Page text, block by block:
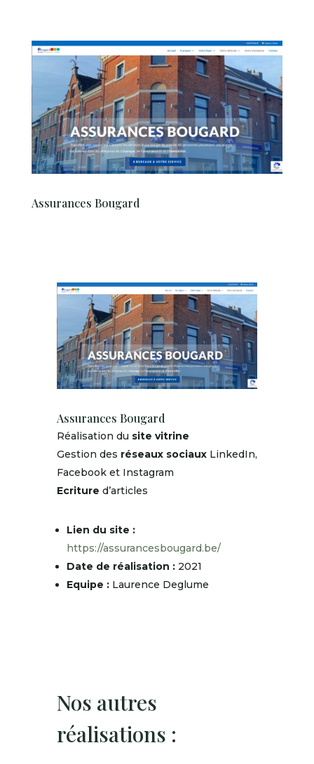
Assurances Bougard
Assurances Bougard
Réalisation du site vitrine
Gestion des réseaux sociauxLinkedIn,
Facebook et Instagram
Ecriture d’articles
Lien du site :
https://assurancesbougard.be/
Date de réalisation :2021
Equipe : Laurence Deglume
Nos autres
réalisations :